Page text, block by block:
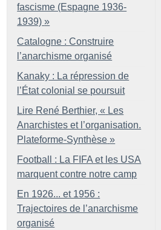
fascisme (Espagne 1936-
1939) »
Catalogne : Construire
l’anarchisme organisé
Kanaky : La répression de
l’État colonial se poursuit
Lire René Berthier, « Les
Anarchistes et l’organisation.
Plateforme-Synthèse »
Football : La FIFA et les USA
marquent contre notre camp
En 1926... et 1956 :
Trajectoires de l’anarchisme
organisé